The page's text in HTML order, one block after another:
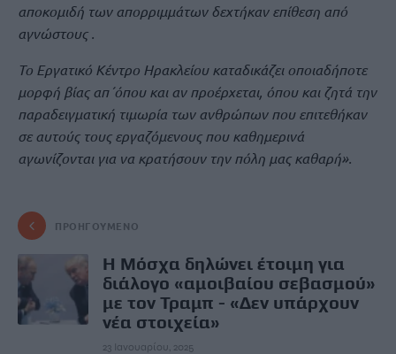
αποκομιδή των απορριμμάτων δεχτήκαν επίθεση από
αγνώστους .
Το Εργατικό Κέντρο Ηρακλείου καταδικάζει οποιαδήποτε
μορφή βίας απ΄όπου και αν προέρχεται, όπου και ζητά την
παραδειγματική τιμωρία των ανθρώπων που επιτεθήκαν
σε αυτούς τους εργαζόμενους που καθημερινά
αγωνίζονται για να κρατήσουν την πόλη μας καθαρή».
ΠΡΟΗΓΟΎΜΕΝΟ
Η Μόσχα δηλώνει έτοιμη για
διάλογο «αμοιβαίου σεβασμού»
με τον Τραμπ - «Δεν υπάρχουν
νέα στοιχεία»
23 Ιανουαρίου, 2025